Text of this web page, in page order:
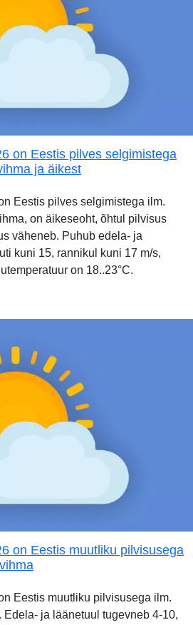
on Eestis pilves selgimistega
ja äikest
Eestis pilves selgimistega ilm.
on äikeseoht, õhtul pilvisus
väheneb. Puhub edela- ja
kuni 15, rannikul kuni 17 m/s,
on 18..23°C.
on Eestis muutliku pilvisusega
Eestis muutliku pilvisusega ilm.
Edela- ja läänetuul tugevneb 4-10,